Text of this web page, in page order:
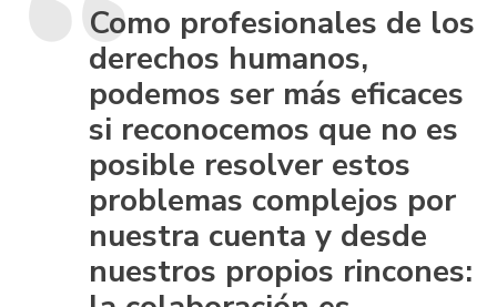
Como profesionales de los
derechos humanos,
podemos ser más eficaces
si reconocemos que no es
posible resolver estos
problemas complejos por
nuestra cuenta y desde
nuestros propios rincones: